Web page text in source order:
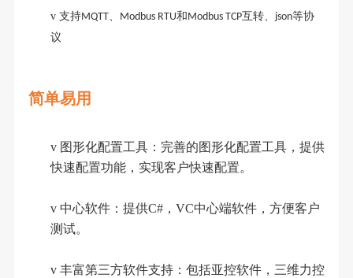
v 支持MQTT、 Modbus RTU和 Modbus TCP互转、 json等协
议
简单易用
v 图形化配置工具：完善的图形化配置工具，提供
快速配置功能，实现客户快速配置。
v 中心软件：提供C#，VC中心端软件，方便客户
测试。
v 丰富第三方软件支持：包括亚控软件，三维力控